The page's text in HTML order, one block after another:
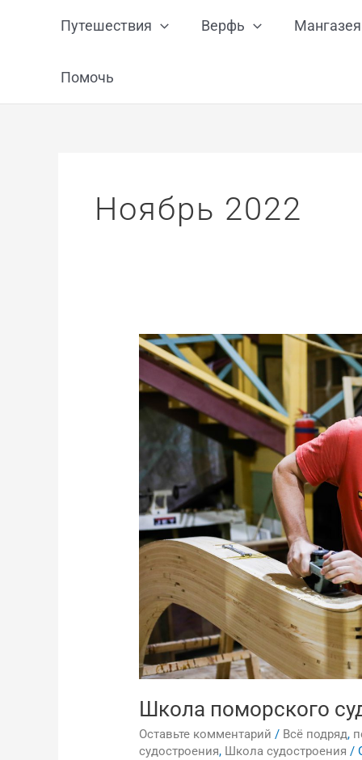
Путешествия Верфь Мангазея
Помочь
Ноябрь 2022
Школа поморского
Оставьте комментарий / Всё подряд,
судостроения, Школа судостроения /
Школа
поморского
судостроения,
ноябрь
2022